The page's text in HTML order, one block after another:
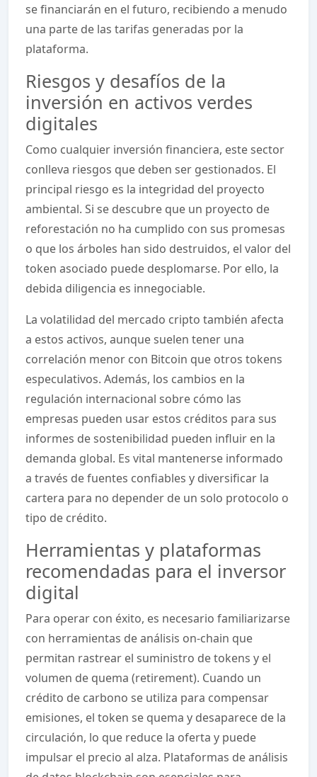
se financiarán en el futuro, recibiendo a menudo
una parte de las tarifas generadas por la
plataforma.
Riesgos y desafíos de la
inversión en activos verdes
digitales
Como cualquier inversión financiera, este sector
conlleva riesgos que deben ser gestionados. El
principal riesgo es la integridad del proyecto
ambiental. Si se descubre que un proyecto de
reforestación no ha cumplido con sus promesas
o que los árboles han sido destruidos, el valor del
token asociado puede desplomarse. Por ello, la
debida diligencia es innegociable.
La volatilidad del mercado cripto también afecta
a estos activos, aunque suelen tener una
correlación menor con Bitcoin que otros tokens
especulativos. Además, los cambios en la
regulación internacional sobre cómo las
empresas pueden usar estos créditos para sus
informes de sostenibilidad pueden influir en la
demanda global. Es vital mantenerse informado
a través de fuentes confiables y diversificar la
cartera para no depender de un solo protocolo o
tipo de crédito.
Herramientas y plataformas
recomendadas para el inversor
digital
Para operar con éxito, es necesario familiarizarse
con herramientas de análisis on-chain que
permitan rastrear el suministro de tokens y el
volumen de quema (retirement). Cuando un
crédito de carbono se utiliza para compensar
emisiones, el token se quema y desaparece de la
circulación, lo que reduce la oferta y puede
impulsar el precio al alza. Plataformas de análisis